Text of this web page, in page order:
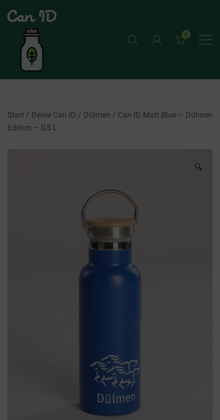
content
CAN ID
0
Start / Deine Can ID / Dülmen / Can ID Matt Blue – Dülmen
Edition – 0,5 L
🔍